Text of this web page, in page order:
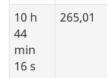
10 h
44
min
16 s
265,01